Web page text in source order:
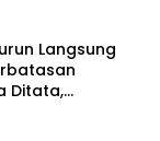
Langsung
Ditata,
Putih